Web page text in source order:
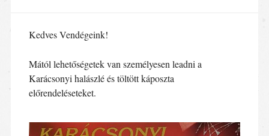
Kedves Vendégeink!
Mától lehetőségetek van személyesen leadni a
Karácsonyi halászlé és töltött káposzta
előrendeléseteket.